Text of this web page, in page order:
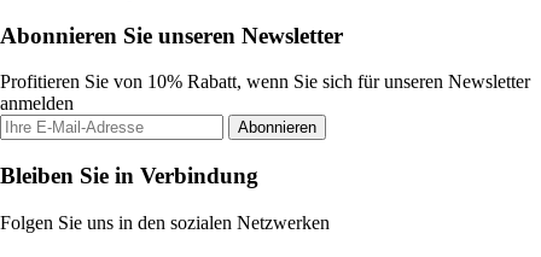
Abonnieren Sie unseren Newsletter
Profitieren Sie von 10% Rabatt, wenn Sie sich für unseren Newsletter
anmelden
Abonnieren
Bleiben Sie in Verbindung
Folgen Sie uns in den sozialen Netzwerken